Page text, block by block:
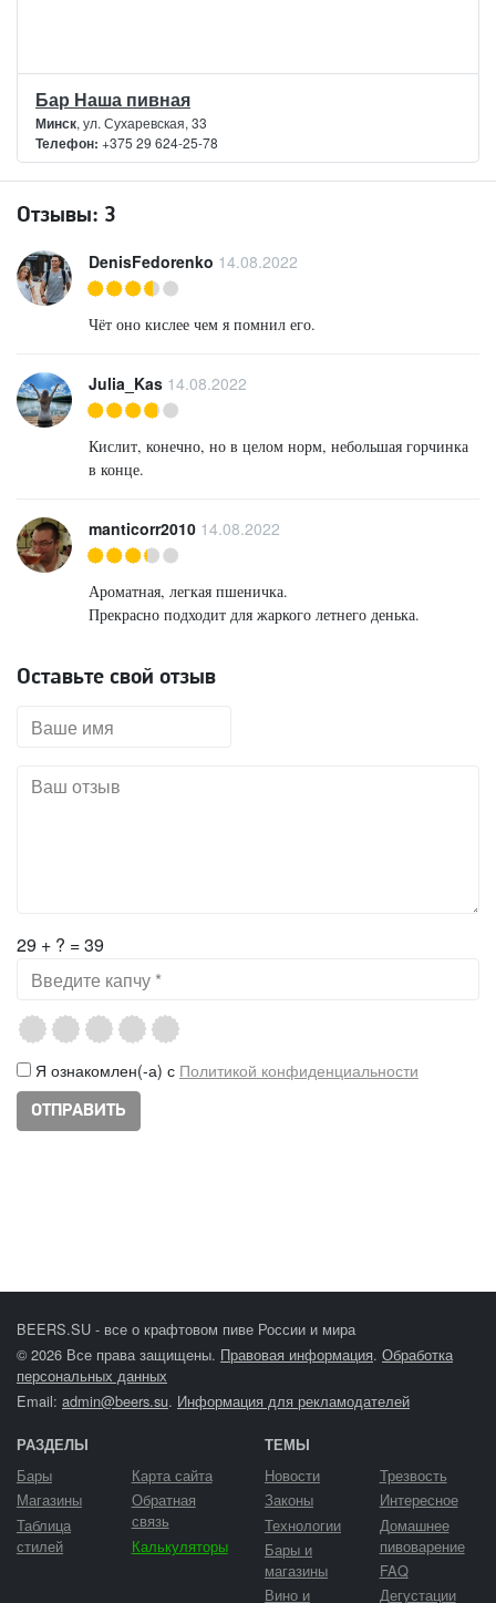
Бар Наша пивная
Минск, ул. Сухаревская, 33
Телефон: +375 29 624-25-78
Отзывы: 3
DenisFedorenko 14.08.2022
Чёт оно кислее чем я помнил его.
Julia_Kas 14.08.2022
Кислит, конечно, но в целом норм, небольшая горчинка
в конце.
manticorr2010 14.08.2022
Ароматная, легкая пшеничка.
Прекрасно подходит для жаркого летнего денька.
Оставьте свой отзыв
29 + ? = 39
Я ознакомлен(-а) с Политикой конфиденциальности
BEERS.SU - все о крафтовом пиве России и мира
© 2026 Все права защищены. Правовая информация. Обработка
персональных данных
Email: admin@beers.su. Информация для рекламодателей
РАЗДЕЛЫ
Бары
Магазины
Таблица
стилей
Карта сайта
Обратная
связь
Калькуляторы
ТЕМЫ
Новости
Законы
Технологии
Бары и
магазины
Вино и
Трезвость
Интересное
Домашнее
пивоварение
FAQ
Дегустации